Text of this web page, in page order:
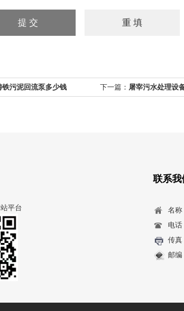
铁污泥回流泵多少钱 下一篇： 屠宰污水处理设
平台
联系我
名称
电话
传真
邮编